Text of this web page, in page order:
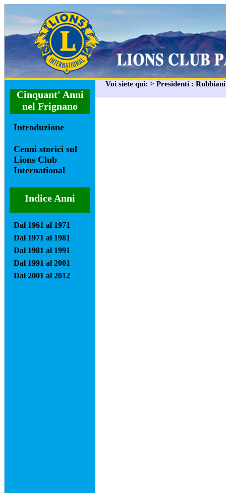
Cinquant' Anni
nel Frignano
Introduzione
Cenni storici sul
Lions Club
International
Indice Anni
Dal 1961 al 1971
Dal 1971 al 1981
Dal 1981 al 1991
Dal 1991 al 2001
Dal 2001 al 2012
Voi siete qui: > Presidenti :